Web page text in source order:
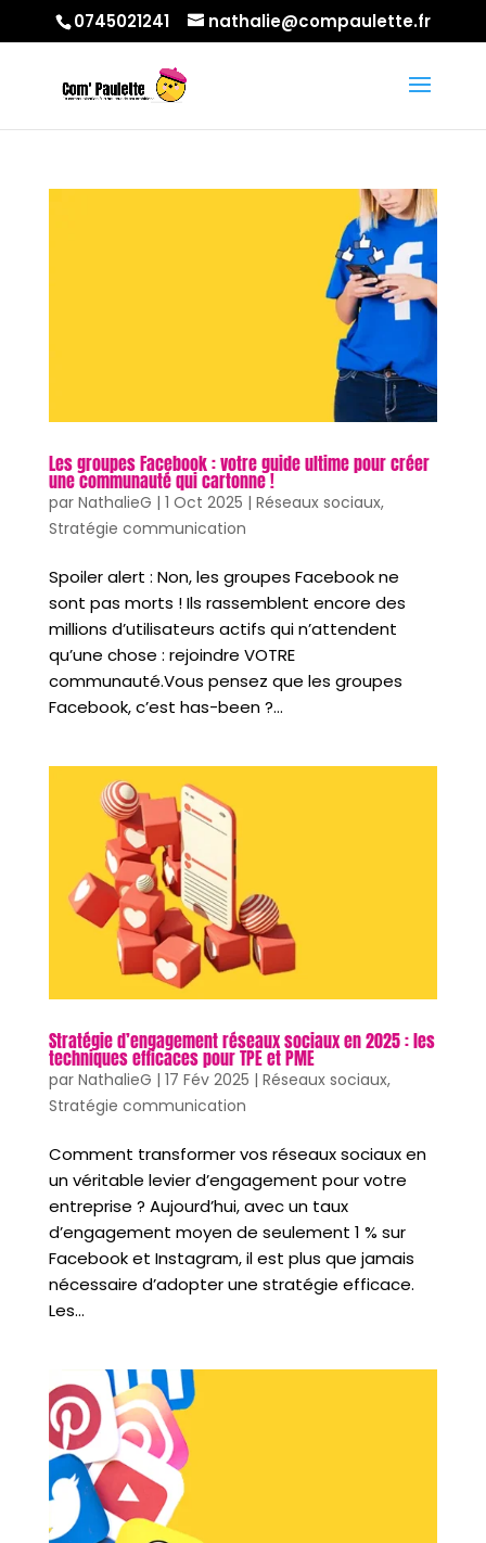
0745021241 nathalie@compaulette.fr
Les groupes Facebook : votre guide ultime pour créer
une communauté qui cartonne !
par NathalieG | 1 Oct 2025 | Réseaux sociaux,
Stratégie communication
Spoiler alert : Non, les groupes Facebook ne
sont pas morts ! Ils rassemblent encore des
millions d’utilisateurs actifs qui n’attendent
qu’une chose : rejoindre VOTRE
communauté.Vous pensez que les groupes
Facebook, c’est has-been ?...
Stratégie d’engagement réseaux sociaux en 2025 : les
techniques efficaces pour TPE et PME
par NathalieG | 17 Fév 2025 | Réseaux sociaux,
Stratégie communication
Comment transformer vos réseaux sociaux en
un véritable levier d’engagement pour votre
entreprise ? Aujourd’hui, avec un taux
d’engagement moyen de seulement 1 % sur
Facebook et Instagram, il est plus que jamais
nécessaire d’adopter une stratégie efficace.
Les...